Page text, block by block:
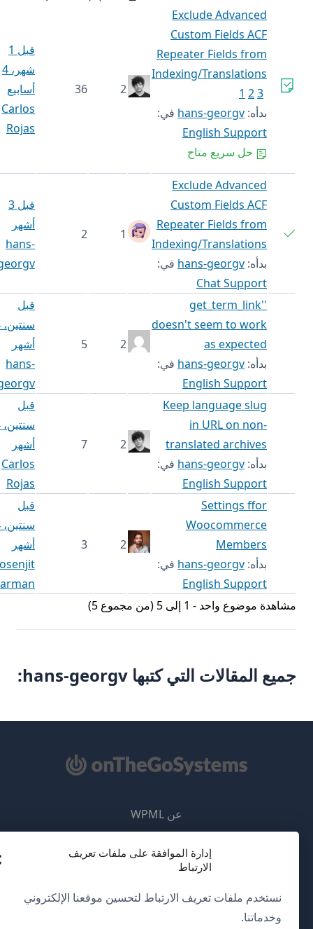
إدارة الموافقة على ملفات تعريف
الارتباط
نستخدم ملفات تعريف الارتباط لتحسين موقعنا الإلكتروني
وخدماتنا.
Exclude Advanced
Custom Fields ACF
Repeater Fields from
Indexing/Translations
12
بدأه:hans-georgvفي:
English Support
حل سريع متاح
2
قبل 1
شهر، 4
أسابيع
Carlos
Rojas
Exclude Advanced
Custom Fields ACF
Repeater Fields from
Indexing/Translations
بدأه:hans-georgvفي:
Chat Support
1
قبل 3
أشهر
hans-
georgv
'get_term_link'
doesn't seem to work
as expected
بدأه:hans-georgvفي:
English Support
2
قبل
سنتين، 4
أشهر
hans-
georgv
Keep language slug
in URL on non-
translated archives
بدأه:hans-georgvفي:
English Support
2
قبل
سنتين، 4
أشهر
Carlos
Rojas
Settings ffor
Woocommerce
Members
بدأه:hans-georgvفي:
English Support
2
قبل
سنتين، 4
أشهر
Prosenjit
Barman
مشاهدة موضوع واحد - 1 إلى 5 (من مجموع 5)
جميع المقالات التي كتبها hans-georgv:
عن WPML
انضم إلى فريقنا (يفتح
نافذة
(يفتح
في
(يفتح
في
(يفتح